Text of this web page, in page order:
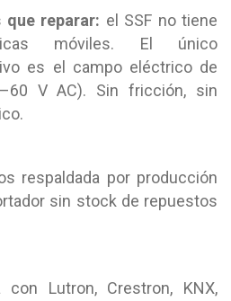
reparar: el SSF no tiene
móviles. El único
es el campo eléctrico de
V AC). Sin fricción, sin
respaldada por producción
sin stock de repuestos
con Lutron, Crestron, KNX,